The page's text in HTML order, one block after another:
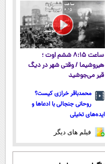
ساعت ۸:۱۵ ششم اوت ؛
هیروشیما / وقتی شهر در دیگ
قیر می‌جوشید
محمدباقر خرازی کیست؟
روحانی جنجالی با ادعاها و
ایده‌های تخیلی
فیلم های دیگر